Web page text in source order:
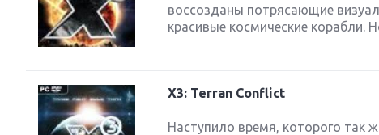
воссозданы потрясающие
красивые космические корабли.
X3: Terran Conflict
Наступило время, которого так